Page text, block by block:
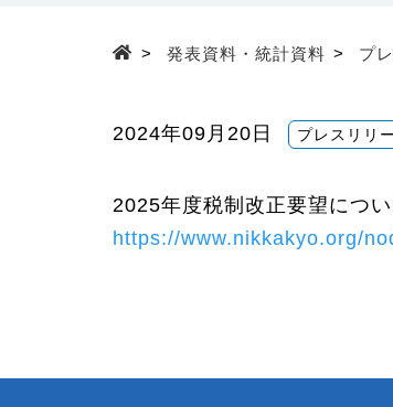
> 発表資料・統計資料 > プ
2024年09月20日 プレスリリ
2025年度税制改正要望につ
https://www.nikkakyo.org/